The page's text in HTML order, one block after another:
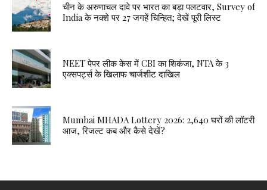
चीन के अरुणाचल दावे पर भारत का बड़ा पलटवार, Survey of
India के नक्शे पर 27 जगहें चिन्हित; देखें पूरी लिस्ट
NEET पेपर लीक केस में CBI का शिकंजा, NTA के 3
एक्सपर्ट्स के खिलाफ चार्जशीट दाखिल
Mumbai MHADA Lottery 2026: 2,640 घरों की लॉटरी
आज, रिजल्ट कब और कैसे देखें?